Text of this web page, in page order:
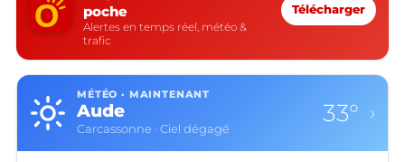
poche
Alertes en temps réel, météo &
trafic
Télécharger
MÉTÉO · MAINTENANT
Aude
Carcassonne · Ciel dégagé
33° ›